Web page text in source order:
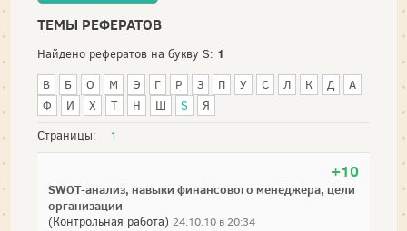
ТЕМЫ РЕФЕРАТОВ
Найдено рефератов на букву S: 1
В Б О М Э Г Р З П У С Л К Д
А
Ф
И Х Т Н Ш S
Я
Страницы:
1
+10
SWOT-анализ, навыки финансового менеджера, цели
организации
(Контрольная работа) 24.10.10 в 20:34